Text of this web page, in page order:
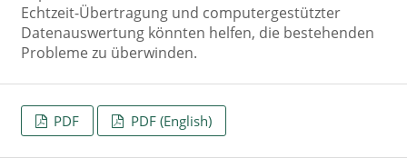
Echtzeit-Übertragung und computergestützter
Datenauswertung könnten helfen, die bestehenden
Probleme zu überwinden.
PDF PDF (English)